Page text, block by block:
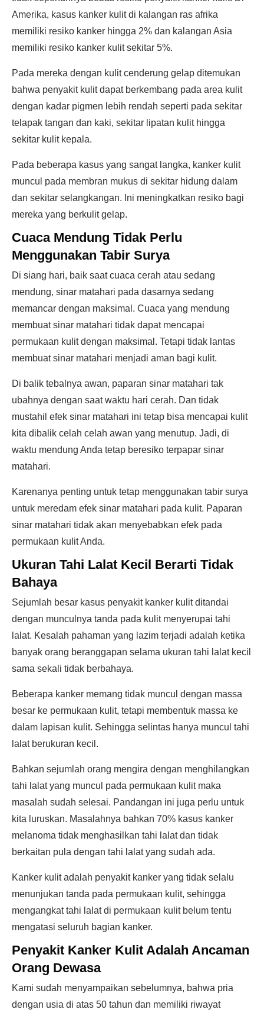
Amerika, kasus kanker kulit di kalangan ras afrika
memiliki resiko kanker hingga 2% dan kalangan Asia
memiliki resiko kanker kulit sekitar 5%.
Pada mereka dengan kulit cenderung gelap ditemukan
bahwa penyakit kulit dapat berkembang pada area kulit
dengan kadar pigmen lebih rendah seperti pada sekitar
telapak tangan dan kaki, sekitar lipatan kulit hingga
sekitar kulit kepala.
Pada beberapa kasus yang sangat langka, kanker kulit
muncul pada membran mukus di sekitar hidung dalam
dan sekitar selangkangan. Ini meningkatkan resiko bagi
mereka yang berkulit gelap.
Cuaca Mendung Tidak Perlu
Menggunakan Tabir Surya
Di siang hari, baik saat cuaca cerah atau sedang
mendung, sinar matahari pada dasarnya sedang
memancar dengan maksimal. Cuaca yang mendung
membuat sinar matahari tidak dapat mencapai
permukaan kulit dengan maksimal. Tetapi tidak lantas
membuat sinar matahari menjadi aman bagi kulit.
Di balik tebalnya awan, paparan sinar matahari tak
ubahnya dengan saat waktu hari cerah. Dan tidak
mustahil efek sinar matahari ini tetap bisa mencapai kulit
kita dibalik celah celah awan yang menutup. Jadi, di
waktu mendung Anda tetap beresiko terpapar sinar
matahari.
Karenanya penting untuk tetap menggunakan tabir surya
untuk meredam efek sinar matahari pada kulit. Paparan
sinar matahari tidak akan menyebabkan efek pada
permukaan kulit Anda.
Ukuran Tahi Lalat Kecil Berarti Tidak
Bahaya
Sejumlah besar kasus penyakit kanker kulit ditandai
dengan munculnya tanda pada kulit menyerupai tahi
lalat. Kesalah pahaman yang lazim terjadi adalah ketika
banyak orang beranggapan selama ukuran tahi lalat kecil
sama sekali tidak berbahaya.
Beberapa kanker memang tidak muncul dengan massa
besar ke permukaan kulit, tetapi membentuk massa ke
dalam lapisan kulit. Sehingga selintas hanya muncul tahi
lalat berukuran kecil.
Bahkan sejumlah orang mengira dengan menghilangkan
tahi lalat yang muncul pada permukaan kulit maka
masalah sudah selesai. Pandangan ini juga perlu untuk
kita luruskan. Masalahnya bahkan 70% kasus kanker
melanoma tidak menghasilkan tahi lalat dan tidak
berkaitan pula dengan tahi lalat yang sudah ada.
Kanker kulit adalah penyakit kanker yang tidak selalu
menunjukan tanda pada permukaan kulit, sehingga
mengangkat tahi lalat di permukaan kulit belum tentu
mengatasi seluruh bagian kanker.
Penyakit Kanker Kulit Adalah Ancaman
Orang Dewasa
Kami sudah menyampaikan sebelumnya, bahwa pria
dengan usia di atas 50 tahun dan memiliki riwayat